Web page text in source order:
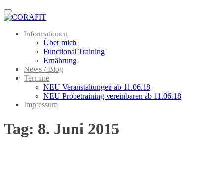
Menu
Informationen
Über mich
Functional Training
Ernährung
News / Blog
Termine
NEU Veranstaltungen ab 11.06.18
NEU Probetraining vereinbaren ab 11.06.18
Impressum
Tag: 8. Juni 2015